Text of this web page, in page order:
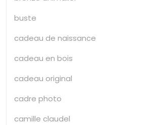
buste
cadeau de naissance
cadeau en bois
cadeau original
cadre photo
camille claudel